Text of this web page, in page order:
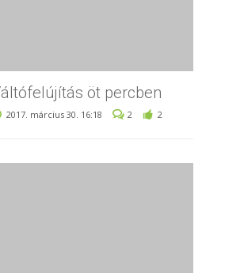
öt percben
2017. március 30. 16:18 2 2